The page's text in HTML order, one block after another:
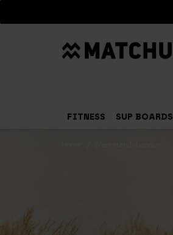
FITNESS SUP BOARDS